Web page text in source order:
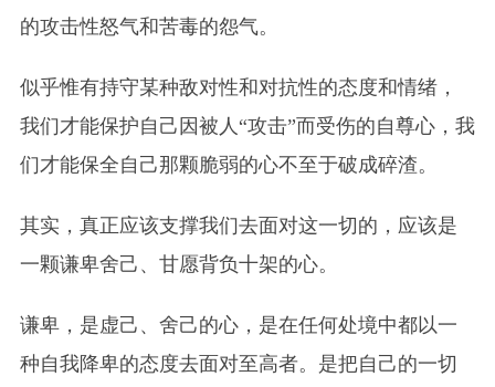
的攻击性怒气和苦毒的怨气。
似乎惟有持守某种敌对性和对抗性的态度和情绪，
我们才能保护自己因被人“攻击”而受伤的自尊心，我
们才能保全自己那颗脆弱的心不至于破成碎渣。
其实，真正应该支撑我们去面对这一切的，应该是
一颗谦卑舍己、甘愿背负十架的心。
谦卑，是虚己、舍己的心，是在任何处境中都以一
种自我降卑的态度去面对至高者。是把自己的一切